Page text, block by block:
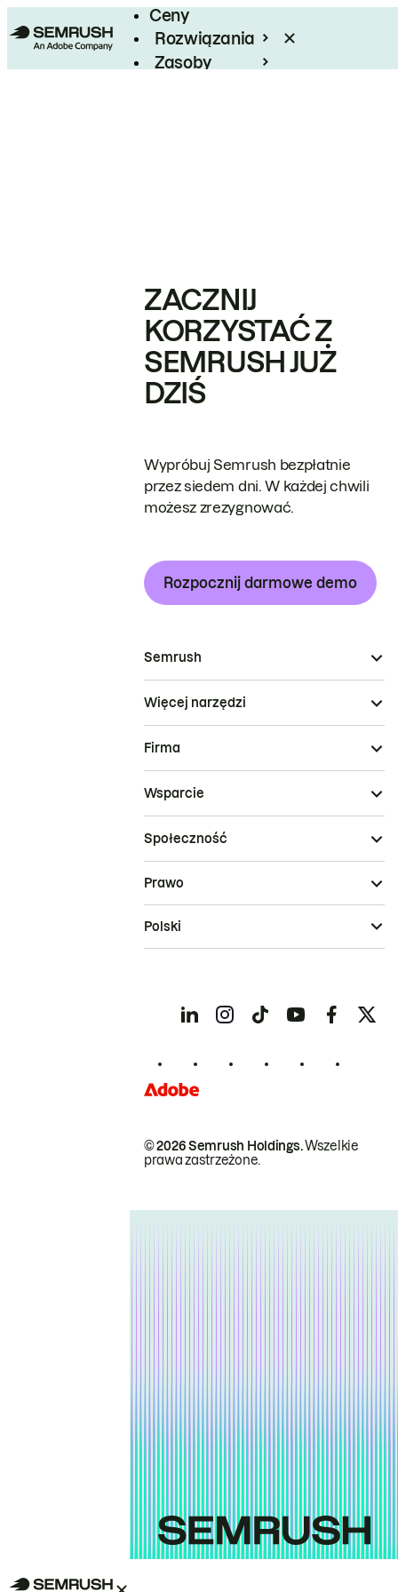
Ceny
Rozwiązania
Zasoby
ZACZNIJ
KORZYSTAĆ Z
SEMRUSH JUŻ
DZIŚ
Wypróbuj Semrush bezpłatnie
przez siedem dni. W każdej chwili
możesz zrezygnować.
Rozpocznij darmowe demo
Semrush
Więcej narzędzi
Firma
Wsparcie
Społeczność
© 2026 Semrush Holdings.Wszelkie
prawa zastrzeżone.
Prawo
Polski